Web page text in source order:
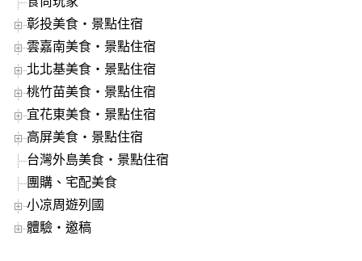
彰投美食‧景點住宿
雲嘉南美食‧景點住宿
北北基美食‧景點住宿
桃竹苗美食‧景點住宿
宜花東美食‧景點住宿
高屏美食‧景點住宿
台灣外島美食‧景點住宿
團購、宅配美食
小凉周遊列國
體驗‧邀稿